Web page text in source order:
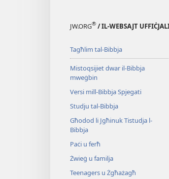
JW.ORG® / IL-WEBSAJT
Tagħlim tal-Bibbja
Mistoqsijiet dwar il-Bibbja
mweġbin
Versi mill-Bibbja Spjegati
Studju tal-Bibbja
Għodod li Jgħinuk Tistudja l-
Bibbja
Paċi u ferħ
Żwieġ u familja
Teenagers u Żgħażagħ